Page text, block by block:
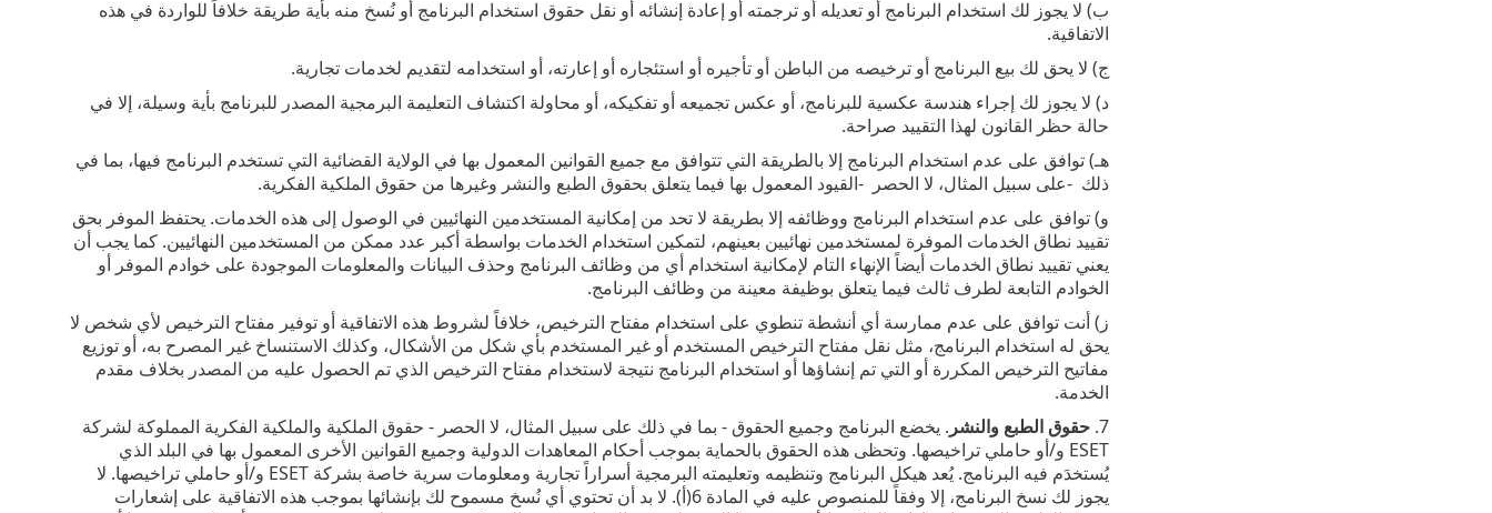
ب) ‎لا يجوز لك استخدام البرنامج أو تعديله أو ترجمته أو إعادة إنشائه أو نقل حقوق استخدام البرنامج أو نُسخ منه بأية طريقة خلافاً للواردة في هذه
الاتفاقية‎.
ج) ‎لا يحق لك بيع البرنامج أو ترخيصه من الباطن أو تأجيره أو استئجاره أو إعارته، أو استخدامه لتقديم لخدمات تجارية‎.
د) ‎لا يجوز لك إجراء هندسة عكسية للبرنامج، أو عكس تجميعه أو تفكيكه، أو محاولة اكتشاف التعليمة البرمجية المصدر للبرنامج بأية وسيلة، إلا في
حالة حظر القانون لهذا التقييد صراحة‎.
هـ) ‎توافق على عدم استخدام البرنامج إلا بالطريقة التي تتوافق مع جميع القوانين المعمول بها في الولاية القضائية التي تستخدم البرنامج فيها، بما في
ذلك ‎- ‎على سبيل المثال، لا الحصر ‎- ‎القيود المعمول بها فيما يتعلق بحقوق الطبع والنشر وغيرها من حقوق الملكية الفكرية‎.
و) ‎توافق على عدم استخدام البرنامج ووظائفه إلا بطريقة لا تحد من إمكانية المستخدمين النهائيين في الوصول إلى هذه الخدمات‎. يحتفظ الموفر بحق
تقييد نطاق الخدمات الموفرة لمستخدمين نهائيين بعينهم، لتمكين استخدام الخدمات بواسطة أكبر عدد ممكن من المستخدمين النهائيين‎. كما يجب أن
يعني تقييد نطاق الخدمات أيضاً الإنهاء التام لإمكانية استخدام أي من وظائف البرنامج وحذف البيانات والمعلومات الموجودة على خوادم الموفر أو
الخوادم التابعة لطرف ثالث فيما يتعلق بوظيفة معينة من وظائف البرنامج‎.
ز) أنت توافق على عدم ممارسة أي أنشطة تنطوي على استخدام مفتاح الترخيص، خلافاً لشروط هذه الاتفاقية أو توفير مفتاح الترخيص لأي شخص لا
يحق له استخدام البرنامج، مثل نقل مفتاح الترخيص المستخدم أو غير المستخدم بأي شكل من الأشكال، وكذلك الاستنساخ غير المصرح به، أو توزيع
مفاتيح الترخيص المكررة أو التي تم إنشاؤها أو استخدام البرنامج نتيجة لاستخدام مفتاح الترخيص الذي تم الحصول عليه من المصدر بخلاف مقدم
الخدمة.
7. حقوق الطبع والنشر . يخضع البرنامج وجميع الحقوق - بما في ذلك على سبيل المثال، لا الحصر - حقوق الملكية والملكية الفكرية المملوكة لشركة
ESET و/أو حاملي تراخيصها. وتحظى هذه الحقوق بالحماية بموجب أحكام المعاهدات الدولية وجميع القوانين الأخرى المعمول بها في البلد الذي
يُستخدَم فيه البرنامج. يُعد هيكل البرنامج وتنظيمه وتعليمته البرمجية أسراراً تجارية ومعلومات سرية خاصة بشركة ESET و/أو حاملي تراخيصها. لا
يجوز لك نسخ البرنامج، إلا وفقاً للمنصوص عليه في المادة 6(أ). لا بد أن تحتوي أي نُسخ مسموح لك بإنشائها بموجب هذه الاتفاقية على إشعارات